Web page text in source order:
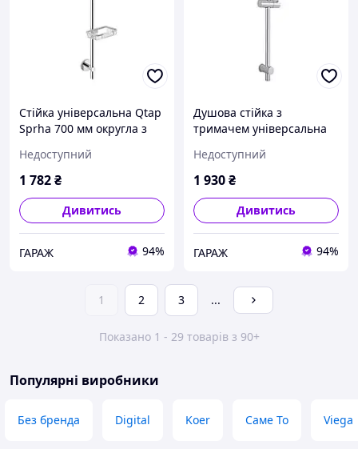
Стійка універсальна Qtap
Sprha 700 мм округла з
garage
Недоступний
1 782₴
Дивитись
ГАРАЖ 94%
Душова стійка з
тримачем універсальна
QTLEP82103OC Chrome
garage
Недоступний
1 930₴
Дивитись
ГАРАЖ 94%
1 2 3 ...
Показано 1 - 29 товарів з 90+
Популярні виробники
Без бренда Digital Koer Саме То Viega